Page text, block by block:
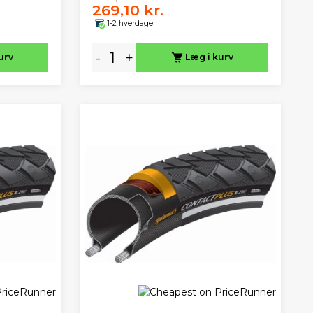
269,10 kr.
1-2 hverdage
- + Læg i kurv